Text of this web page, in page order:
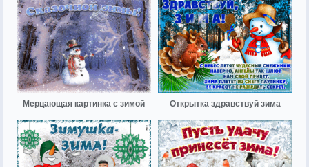
Мерцающая картинка с зимой Открытка здравствуй зима